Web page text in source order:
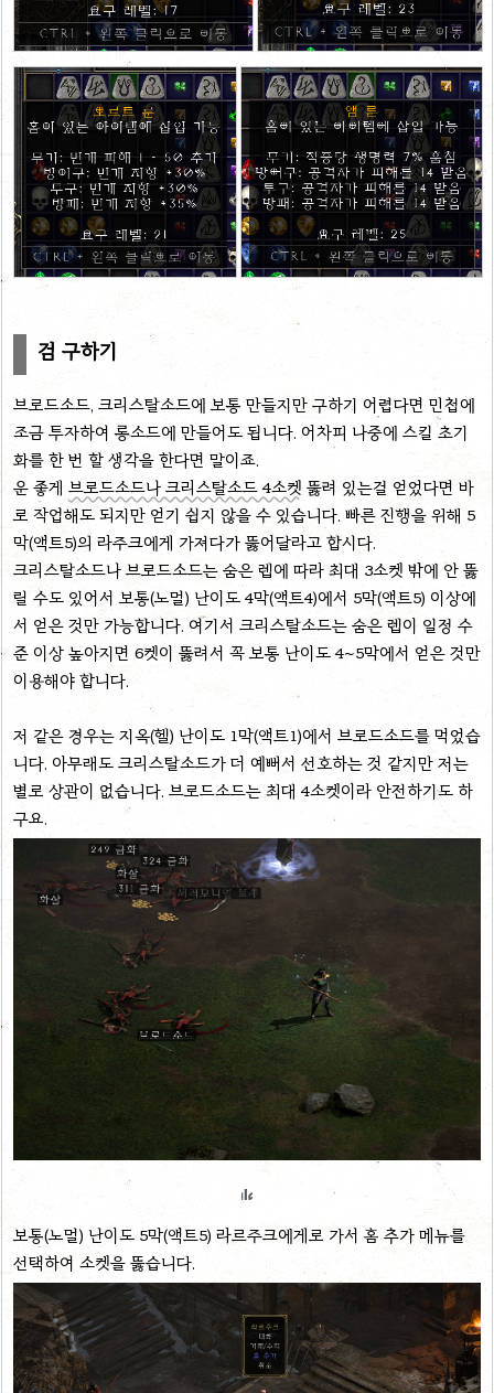
검 구하기
브로드소드, 크리스탈소드에 보통 만들지만 구하기 어렵다면 민첩에
조금 투자하여 롱소드에 만들어도 됩니다. 어차피 나중에 스킬 초기
화를 한 번 할 생각을 한다면 말이죠.
운 좋게 브로드소드나 크리스탈소드 4소켓 뚫려 있는걸 얻었다면 바
로 작업해도 되지만 얻기 쉽지 않을 수 있습니다. 빠른 진행을 위해 5
막(액트5)의 라주크에게 가져다가 뚫어달라고 합시다.
크리스탈소드나 브로드소드는 숨은 렙에 따라 최대 3소켓 밖에 안 뚫
릴 수도 있어서 보통(노멀) 난이도 4막(액트4)에서 5막(액트5) 이상에
서 얻은 것만 가능합니다. 여기서 크리스탈소드는 숨은 렙이 일정 수
준 이상 높아지면 6켓이 뚫려서 꼭 보통 난이도 4~5막에서 얻은 것만
이용해야 합니다.
저 같은 경우는 지옥(헬) 난이도 1막(액트1)에서 브로드소드를 먹었습
니다. 아무래도 크리스탈소드가 더 예뻐서 선호하는 것 같지만 저는
별로 상관이 없습니다. 브로드소드는 최대 4소켓이라 안전하기도 하
구요.
보통(노멀) 난이도 5막(액트5) 라르주크에게로 가서 홈 추가 메뉴를
선택하여 소켓을 뚫습니다.